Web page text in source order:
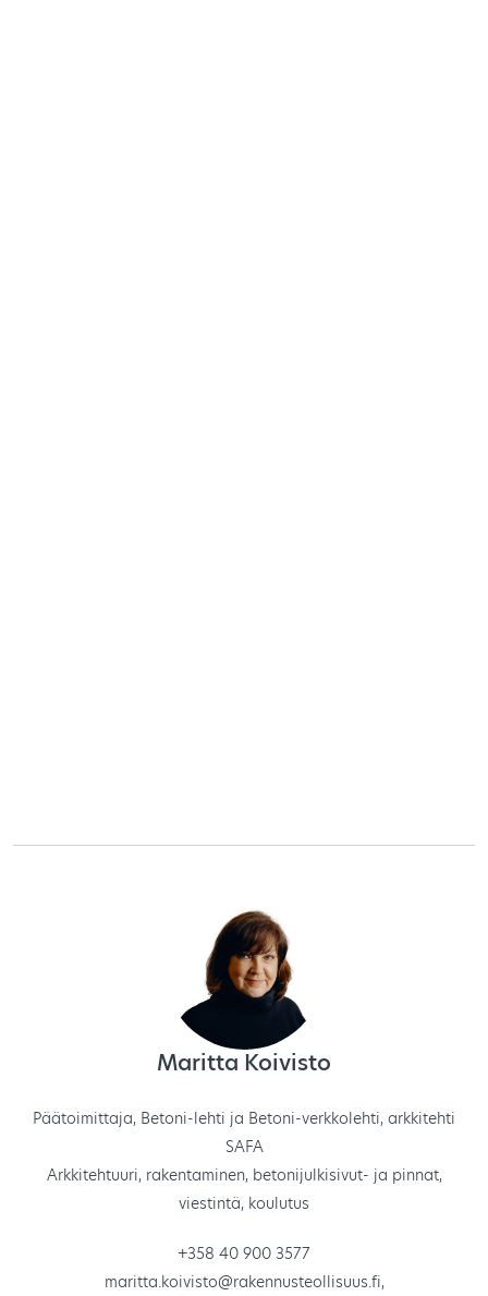
Maritta Koivisto
Päätoimittaja, Betoni-lehti ja Betoni-verkkolehti, arkkitehti
SAFA
Arkkitehtuuri, rakentaminen, betonijulkisivut- ja pinnat,
viestintä, koulutus
+358 40 900 3577
maritta.koivisto@rakennusteollisuus.fi,